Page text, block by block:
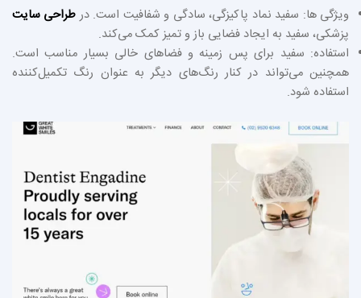
ویژگی‌ ها: سفید نماد پاکیزگی، سادگی و شفافیت است. در طراحی سایت
پزشکی، سفید به ایجاد فضایی باز و تمیز کمک می‌کند.
استفاده: سفید برای پس‌ زمینه و فضاهای خالی بسیار مناسب است.
همچنین می‌تواند در کنار رنگ‌های دیگر به عنوان رنگ تکمیل‌کننده
استفاده شود.